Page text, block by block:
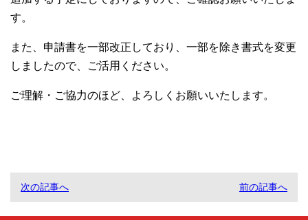
す。
また、申請書を一部改正しており、一部を除き書式を変更
しましたので、ご活用ください。
ご理解・ご協力のほど、よろしくお願いいたします。
次の記事へ 前の記事へ